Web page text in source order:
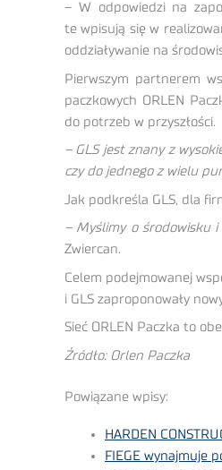
– W odpowiedzi na
te wpisują się w
oddziaływanie na
Pierwszym partnerem
paczkowych ORLEN
do potrzeb w przyszłości.
– GLS jest znany z
czy do jednego z wielu
Jak podkreśla GLS, dla
– Myślimy o środowisku i
Zwiercan.
Celem podejmowanej
i GLS zaproponowały
Sieć ORLEN Paczka to
Źródło: Orlen Paczka
Powiązane wpisy:
HARDEN
FIEGE wynajmuje